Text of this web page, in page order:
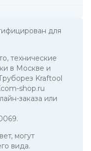
для
технические
в Москве и
Kraftool
shop.ru
заказа или
.
могут
вида.